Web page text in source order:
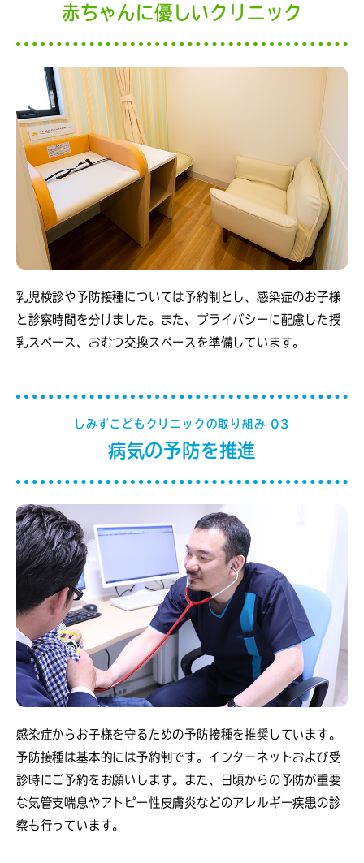
赤ちゃんに優しいクリニック
乳児検診や予防接種については予約制とし、感染症のお子様
と診察時間を分けました。また、プライバシーに配慮した授
乳スペース、おむつ交換スペースを準備しています。
しみずこどもクリニックの取り組み 03
病気の予防を推進
感染症からお子様を守るための予防接種を推奨しています。
予防接種は基本的には予約制です。インターネットおよび受
診時にご予約をお願いします。また、日頃からの予防が重要
な気管支喘息やアトピー性皮膚炎などのアレルギー疾患の診
察も行っています。